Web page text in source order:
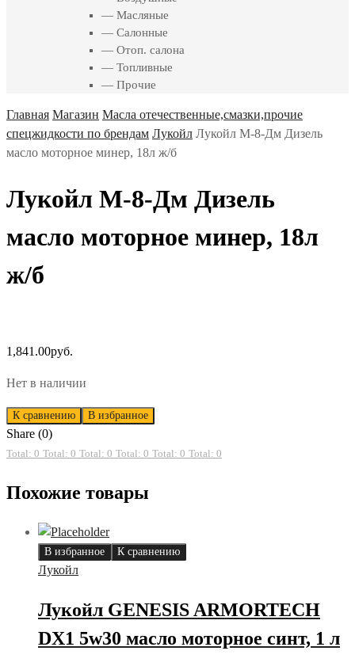
— Масляные
— Салонные
— Отоп. салона
— Топливные
— Прочие
Главная Магазин Масла отечественные,смазки,прочие
спецжидкости по брендам Лукойл Лукойл М-8-Дм Дизель
масло моторное минер, 18л ж/б
Лукойл М-8-Дм Дизель
масло моторное минер, 18л
ж/б
1,841.00руб.
Нет в наличии
К сравнению В избранное
Share (0)
Total: 0 Total: 0 Total: 0 Total: 0 Total: 0 Total: 0
Похожие товары
В избранное К сравнению
Лукойл
Лукойл GENESIS ARMORTECH
DX1 5w30 масло моторное синт, 1 л